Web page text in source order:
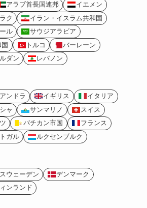
アラブ首長国連邦
イエメン
ク
イラン・イスラム共和国
ル
サウジアラビア
トルコ
バーレーン
ダン レバノン
アンドラ イギリス
イタリア
ャ サンマリノ
スイス
バチカン市国
フランス
ガル ルクセンブルク
ウェーデン
デンマーク
ンランド